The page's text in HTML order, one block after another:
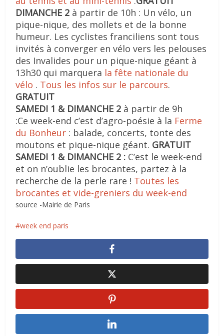
DIMANCHE 2 à partir de 10h : Un vélo, un
pique-nique, des mollets et de la bonne
humeur. Les cyclistes franciliens sont tous
invités à converger en vélo vers les pelouses
des Invalides pour un pique-nique géant à
13h30 qui marquera la fête nationale du
vélo . Tous les infos sur le parcours.
GRATUIT
SAMEDI 1 & DIMANCHE 2 à partir de 9h
:Ce week-end c’est d’agro-poésie à la Ferme
du Bonheur : balade, concerts, tonte des
moutons et pique-nique géant. GRATUIT
SAMEDI 1 & DIMANCHE 2 : C’est le week-end
et on n’oublie les brocantes, partez à la
recherche de la perle rare ! Toutes les
brocantes et vide-greniers du week-end
source -Mairie de Paris
week end paris